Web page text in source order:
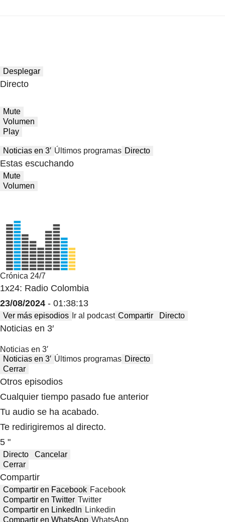
Desplegar
Directo
Mute
Volumen
Play
Noticias en 3′ Últimos programas Directo
Estas escuchando
Mute
Volumen
Crónica 24/7
1x24: Radio Colombia
23/08/2024 - 01:38:13
Ver más episodios Ir al podcast Compartir Directo
Noticias en 3′
Noticias en 3′
Noticias en 3′ Últimos programas Directo
Cerrar
Otros episodios
Cualquier tiempo pasado fue anterior
Tu audio se ha acabado.
Te redirigiremos al directo.
5 "
Directo
Cancelar
Cerrar
Compartir
Compartir en Facebook Facebook
Compartir en Twitter Twitter
Compartir en LinkedIn Linkedin
Compartir en WhatsApp WhatsApp